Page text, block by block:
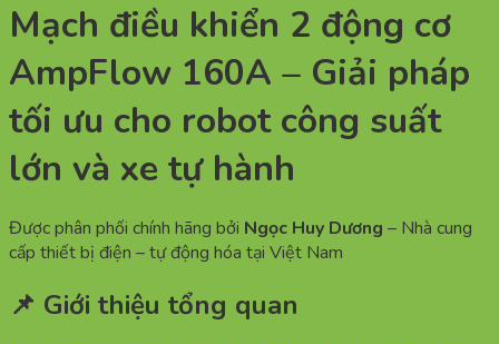
Mạch điều khiển 2 động cơ
AmpFlow 160A – Giải pháp
tối ưu cho robot công suất
lớn và xe tự hành
Được phân phối chính hãng bởi Ngọc Huy Dương – Nhà cung
cấp thiết bị điện – tự động hóa tại Việt Nam
📌 Giới thiệu tổng quan